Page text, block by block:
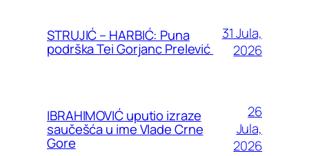
STRUJIĆ – HARBIĆ: Puna
podrška Tei Gorjanc Prelević
31 Jula,
2026
IBRAHIMOVIĆ uputio izraze
saučešća u ime Vlade Crne
Gore
26
Jula,
2026